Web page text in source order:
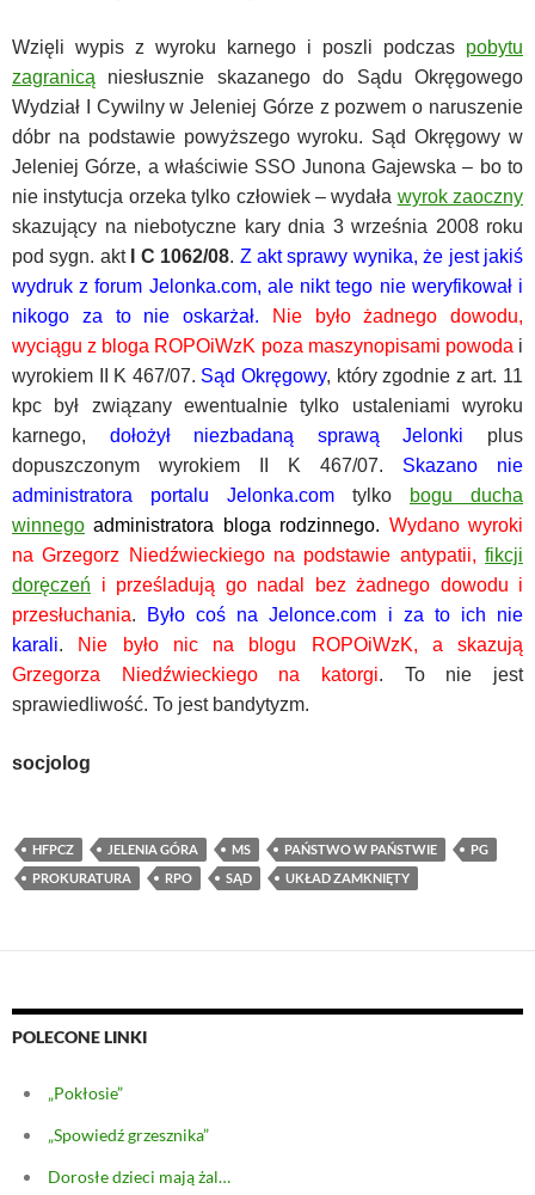
Wzięli wypis z wyroku karnego i poszli podczas pobytu
zagranicą niesłusznie skazanego do Sądu Okręgowego
Wydział I Cywilny w Jeleniej Górze z pozwem o naruszenie
dóbr na podstawie powyższego wyroku. Sąd Okręgowy w
Jeleniej Górze, a właściwie SSO Junona Gajewska – bo to
nie instytucja orzeka tylko człowiek – wydała wyrok zaoczny
skazujący na niebotyczne kary dnia 3 września 2008 roku
pod sygn. akt
I C 1062/08. Z akt sprawy wynika, że jest jakiś
wydruk z forum Jelonka.com, ale nikt tego nie weryfikował i
nikogo za to nie oskarżał.
Nie było żadnego dowodu,
wyciągu z bloga ROPOiWzK poza maszynopisami powoda i
wyrokiem II K 467/07. Sąd Okręgowy, który zgodnie z art. 11
kpc był związany ewentualnie tylko ustaleniami wyroku
karnego, dołożył niezbadaną sprawą Jelonki plus
dopuszczonym wyrokiem II K 467/07. Skazano nie
administratora portalu Jelonka.com tylko
bogu ducha
winnego administratora bloga rodzinnego. Wydano wyroki
na Grzegorz Niedźwieckiego na podstawie antypatii, fikcji
doręczeń i prześladują go nadal bez żadnego dowodu i
przesłuchania.
Było coś na Jelonce.com i za to ich nie
karali.
Nie było nic na blogu ROPOiWzK, a skazują
Grzegorza Niedźwieckiego na katorgi. To nie jest
sprawiedliwość. To jest bandytyzm.
socjolog
HFPCZ JELENIA GÓRA MS PAŃSTWO W PAŃSTWIE
PG
PROKURATURA
RPO SĄD UKŁAD ZAMKNIĘTY
POLECONE LINKI
„Pokłosie”
„Spowiedź grzesznika”
Dorosłe dzieci mają żal…